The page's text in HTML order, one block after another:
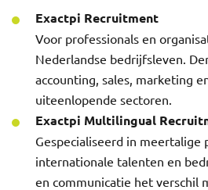
Exactpi Recruitment
Voor professionals en
Nederlandse bedrijfsleven.
accounting, sales, marketing
uiteenlopende sectoren.
Exactpi Multilingual
Gespecialiseerd in meertalige
internationale talenten en
en communicatie het verschil